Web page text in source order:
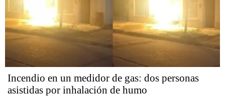
Incendio en un medidor de gas: dos personas
asistidas por inhalación de humo